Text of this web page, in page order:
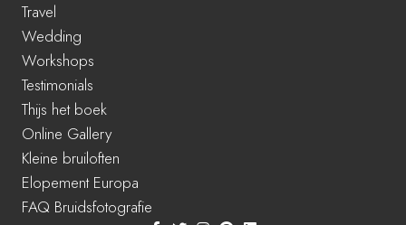
Travel
Wedding
Workshops
Testimonials
Thijs het boek
Online Gallery
Kleine bruiloften
Elopement Europa
FAQ Bruidsfotografie